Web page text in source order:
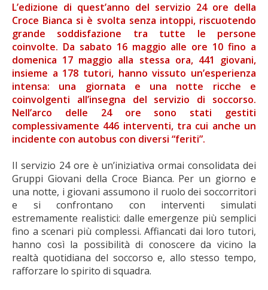
L’edizione di quest’anno del servizio 24 ore della
Croce Bianca si è svolta senza intoppi, riscuotendo
grande soddisfazione tra tutte le persone
coinvolte. Da sabato 16 maggio alle ore 10 fino a
domenica 17 maggio alla stessa ora, 441 giovani,
insieme a 178 tutori, hanno vissuto un’esperienza
intensa: una giornata e una notte ricche e
coinvolgenti all’insegna del servizio di soccorso.
Nell’arco delle 24 ore sono stati gestiti
complessivamente 446 interventi, tra cui anche un
incidente con autobus con diversi “feriti”.
Il servizio 24 ore è un’iniziativa ormai consolidata dei
Gruppi Giovani della Croce Bianca. Per un giorno e
una notte, i giovani assumono il ruolo dei soccorritori
e si confrontano con interventi simulati
estremamente realistici: dalle emergenze più semplici
fino a scenari più complessi. Affiancati dai loro tutori,
hanno così la possibilità di conoscere da vicino la
realtà quotidiana del soccorso e, allo stesso tempo,
rafforzare lo spirito di squadra.